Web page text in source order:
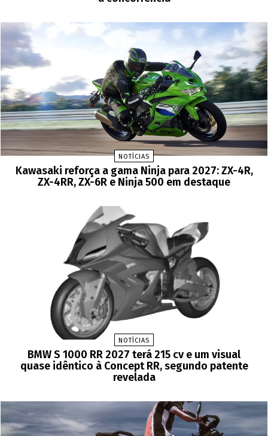
NOTÍCIAS
Kawasaki reforça a gama Ninja para 2027: ZX-4R,
ZX-4RR, ZX-6R e Ninja 500 em destaque
NOTÍCIAS
BMW S 1000 RR 2027 terá 215 cv e um visual
quase idêntico à Concept RR, segundo patente
revelada